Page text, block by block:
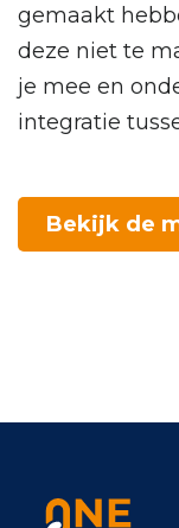
gemaakt
deze niet te
je mee en
integratie
Bekijk de